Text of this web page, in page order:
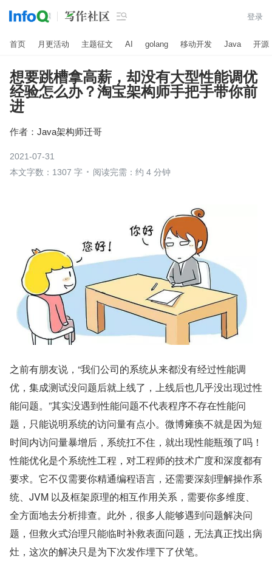
 登录
首页 月更活动 主题征文 AI golang 移动开发 Java 开源
想要跳槽拿高薪，却没有大型性能调优
经验怎么办？淘宝架构师手把手带你前
进
作者： Java架构师迁哥
2021-07-31
本文字数：1307 字
阅读完需：约 4 分钟
之前有朋友说，“我们公司的系统从来都没有经过性能调
优，集成测试没问题后就上线了，上线后也几乎没出现过性
能问题。”其实没遇到性能问题不代表程序不存在性能问
题，只能说明系统的访问量有点小。微博瘫痪不就是因为短
时间内访问量暴增后，系统扛不住，就出现性能瓶颈了吗！
性能优化是个系统性工程，对工程师的技术广度和深度都有
要求。它不仅需要你精通编程语言，还需要深刻理解操作系
统、JVM 以及框架原理的相互作用关系，需要你多维度、
全方面地去分析排查。此外，很多人能够遇到问题解决问
题，但救火式治理只能临时补救表面问题，无法真正找出病
灶，这次的解决只是为下次发作埋下了伏笔。